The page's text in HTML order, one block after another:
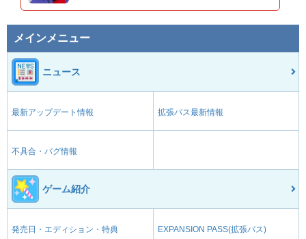
メインメニュー
ニュース
最新アップデート情報 拡張パス最新情報
不具合・バグ情報
ゲーム紹介
発売日・エディション・特典 EXPANSION PASS(拡張パス)